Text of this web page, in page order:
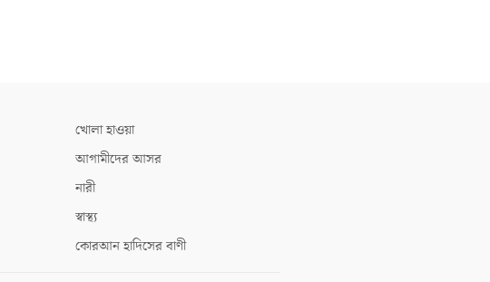
খোলা হাওয়া
আগামীদের আসর
নারী
স্বাস্থ্য
কোরআন হাদিসের বাণী